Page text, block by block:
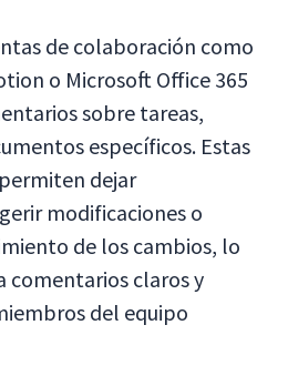
de colaboración como
o Microsoft Office 365
sobre tareas,
específicos. Estas
dejar
modificaciones o
de los cambios, lo
comentarios claros y
del equipo